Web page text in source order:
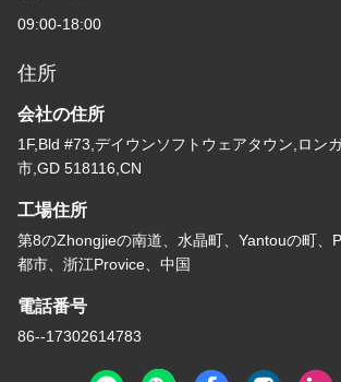
09:00-18:00
住所
会社の住所
1F,Bld #73,デイウンソフトウェアタウン,ロン
市,GD 518116,CN
工場住所
第8のZhongjieの南道、水晶町、Yantouの町、
都市、浙江Provice、中国
電話番号
86--17302614783